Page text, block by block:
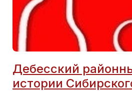
Дебесский
истории